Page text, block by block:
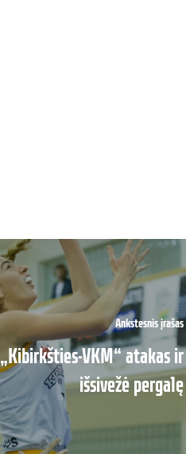
Ankstesnis įrašas
VKM“ atakas ir
išsivežė pergalę